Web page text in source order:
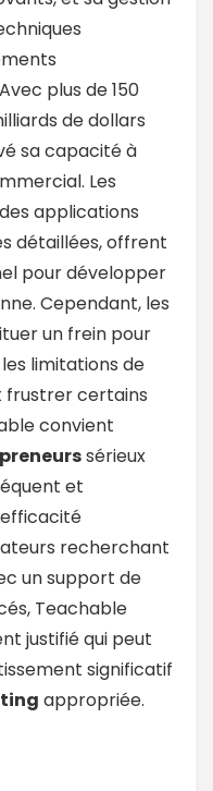
plus de 150
de dollars
sa capacité à
Les
applications
détaillées, offrent
pour développer
Cependant, les
un frein pour
limitations de
frustrer certains
convient
sérieux
et
recherchant
un support de
Teachable
justifié qui peut
significatif
appropriée.